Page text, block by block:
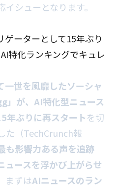
シューとなります。
ゲーターとして15年ぶり
特化ランキングでキュレ
一世を風靡したソーシャ
」が、AI特化型ニュース
年ぶりに再スタートを切
た（TechCrunch報
も影響力ある声を追跡
ュースを浮かび上がらせ
まずはAIニュースのラン